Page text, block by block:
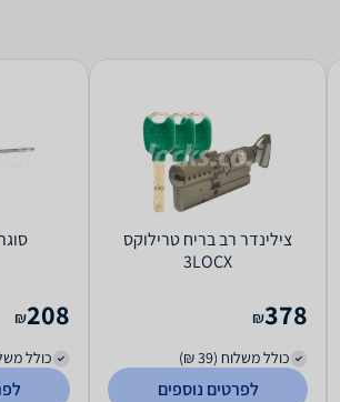
צילינדר רב בריח טרילוקס
3LOCX
378
₪
כולל משלוח (39 ₪)
לפרטים נוספים
208
₪
כולל